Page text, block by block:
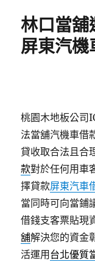
林口當舖
屏東汽機
桃園木地板公司
法當舖汽機車借
貸收取合法且合
款對於任何用車
擇貸款屏東汽車
當同時可向當鋪
借錢支客票貼現
舖解決您的資金
活運用 台北優質